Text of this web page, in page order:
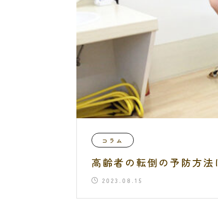
コラム
高齢者の転倒の予防方
2023.08.15